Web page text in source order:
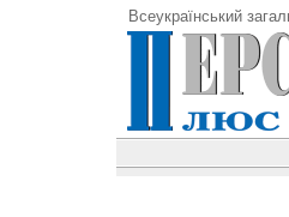
Всеукраїнський